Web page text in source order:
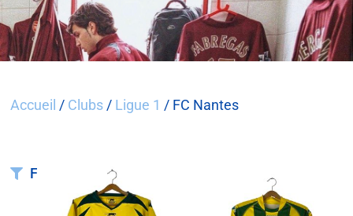
Accueil / Clubs / Ligue 1 / FC Nantes
Filtrer